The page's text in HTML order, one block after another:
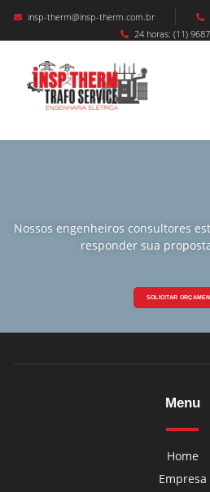
insp-therm@insp-therm.com.br
24 horas: (11)
Nossos engenheiros consultores
responder sua
SOLICITAR
Menu
Home
Empresa